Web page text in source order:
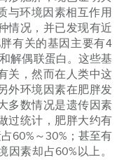
与环境因素相互作用
情况，并已发现有近
有关的基因主要有4
解偶联蛋白。这些基
关，然而在人类中这
外环境因素在肥胖发
多数情况是遗传因素
过统计，肥胖大约有
60%～30%；甚至有
素却占60%以上。